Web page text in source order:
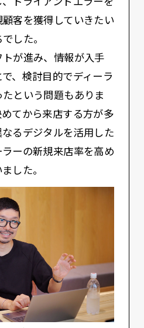
客を獲得していきたい
した。
が進み、情報が入手
、検討目的でディーラ
という問題もありま
てから来店する方が多
るデジタルを活用した
ーの新規来店率を高め
した。